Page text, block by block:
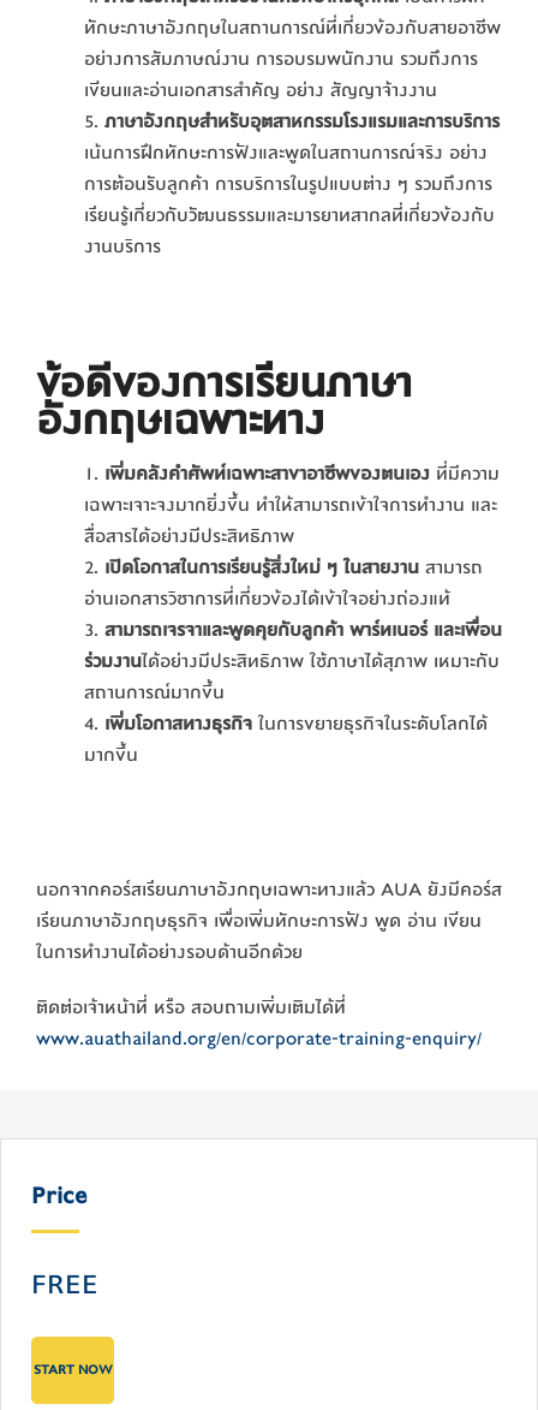
ทักษะภาษาอังกฤษในสถานการณ์ที่เกี่ยวข้องกับสายอาชีพ
อย่างการสัมภาษณ์งาน การอบรมพนักงาน รวมถึงการ
เขียนและอ่านเอกสารสำคัญ อย่าง สัญญาจ้างงาน
ภาษาอังกฤษสำหรับอุตสาหกรรมโรงแรมและการบริการ
เน้นการฝึกทักษะการฟังและพูดในสถานการณ์จริง อย่าง
การต้อนรับลูกค้า การบริการในรูปแบบต่าง ๆ รวมถึงการ
เรียนรู้เกี่ยวกับวัฒนธรรมและมารยาทสากลที่เกี่ยวข้องกับ
งานบริการ
ข้อดีของการเรียนภาษา
อังกฤษเฉพาะทาง
เพิ่มคลังคำศัพท์เฉพาะสาขาอาชีพของตนเอง ที่มีความ
เฉพาะเจาะจงมากยิ่งขึ้น ทำให้สามารถเข้าใจการทำงาน และ
สื่อสารได้อย่างมีประสิทธิภาพ
เปิดโอกาสในการเรียนรู้สิ่งใหม่ ๆ ในสายงาน สามารถ
อ่านเอกสารวิชาการที่เกี่ยวข้องได้เข้าใจอย่างถ่องแท้
สามารถเจรจาและพูดคุยกับลูกค้า พาร์ทเนอร์ และเพื่อน
ร่วมงานได้อย่างมีประสิทธิภาพ ใช้ภาษาได้สุภาพ เหมาะกับ
สถานการณ์มากขึ้น
เพิ่มโอกาสทางธุรกิจ ในการขยายธุรกิจในระดับโลกได้
มากขึ้น
นอกจากคอร์สเรียนภาษาอังกฤษเฉพาะทางแล้ว AUA ยังมีคอร์ส
เรียนภาษาอังกฤษธุรกิจ เพื่อเพิ่มทักษะการฟัง พูด อ่าน เขียน
ในการทำงานได้อย่างรอบด้านอีกด้วย
ติดต่อเจ้าหน้าที่ หรือ สอบถามเพิ่มเติมได้ที่
www.auathailand.org/en/corporate-training-enquiry/
Price
FREE
START NOW